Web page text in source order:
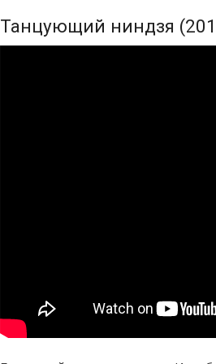
Танцующий ниндзя